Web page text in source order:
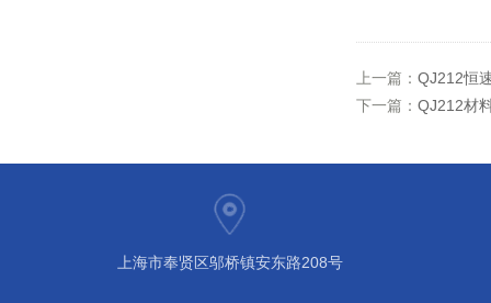
上一篇： QJ212恒
下一篇： QJ212材
上海市奉贤区邬桥镇安东路208号